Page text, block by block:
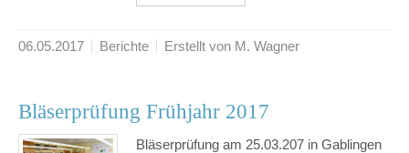
06.05.2017 Berichte Erstellt von M. Wagner
Bläserprüfung Frühjahr 2017
Bläserprüfung am 25.03.207 in Gablingen